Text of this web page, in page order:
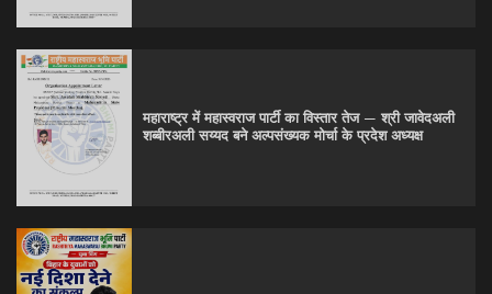
महाराष्ट्र में महास्वराज पार्टी का विस्तार तेज — श्री जावेदअली
शब्बीरअली सय्यद बने अल्पसंख्यक मोर्चा के प्रदेश अध्यक्ष